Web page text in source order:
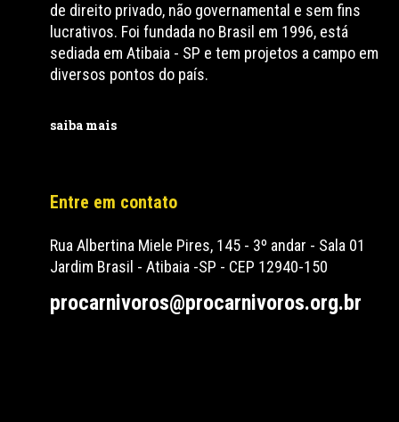
de direito privado, não governamental e sem fins
lucrativos. Foi fundada no Brasil em 1996, está
sediada em Atibaia - SP e tem projetos a campo em
diversos pontos do país.
saiba mais
Entre em contato
Rua Albertina Miele Pires, 145 - 3º andar - Sala 01
Jardim Brasil - Atibaia -SP - CEP 12940-150
procarnivoros@procarnivoros.org.br